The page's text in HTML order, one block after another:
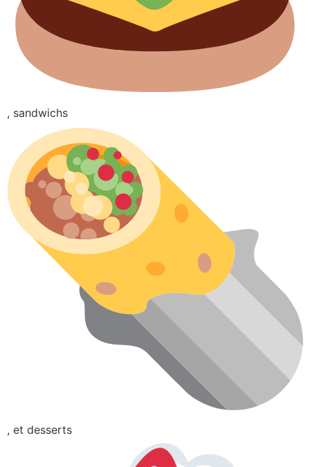
, sandwichs
, et desserts